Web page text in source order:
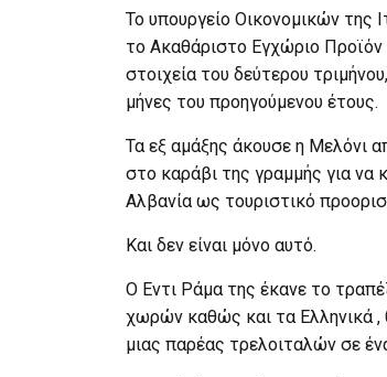
Το υπουργείο Οικονομικών της
το Ακαθάριστο Εγχώριο
στοιχεία του δεύτερου
μήνες του προηγούμενου έτους.
Τα εξ αμάξης άκουσε η Μελόνι
στο καράβι της γραμμής για να
Αλβανία ως τουριστικό
Και δεν είναι μόνο αυτό.
Ο Εντι Ράμα της έκανε το
χωρών καθώς και τα Ελληνικά ,
μιας παρέας τρελοιταλών σε